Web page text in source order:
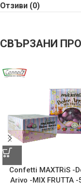
Отзиви (0)
СВЪРЗАНИ
Confetti MAXTRiS -
Arivo -MIX FRUTTA